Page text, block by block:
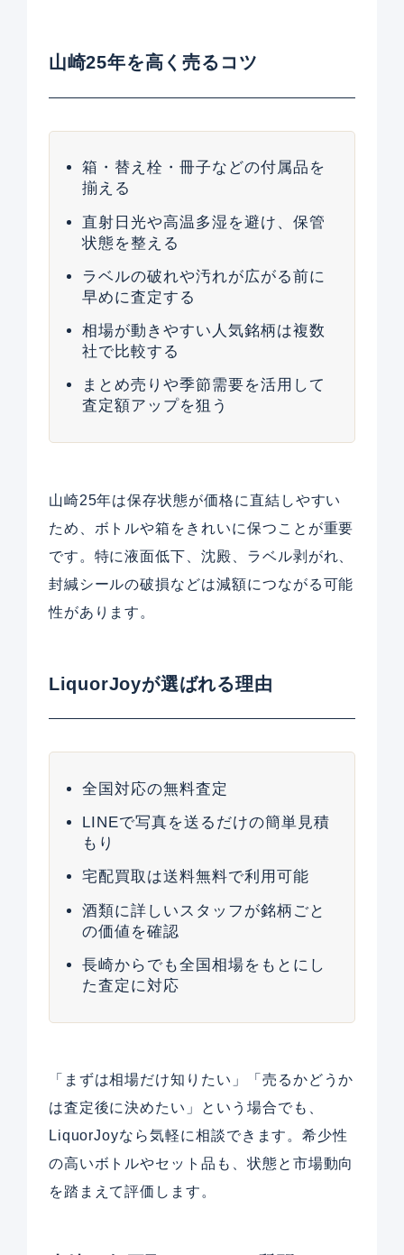
山崎25年を高く売るコツ
箱・替え栓・冊子などの付属品を
揃える
直射日光や高温多湿を避け、保管
状態を整える
ラベルの破れや汚れが広がる前に
早めに査定する
相場が動きやすい人気銘柄は複数
社で比較する
まとめ売りや季節需要を活用して
査定額アップを狙う
山崎25年は保存状態が価格に直結しやすい
ため、ボトルや箱をきれいに保つことが重要
です。特に液面低下、沈殿、ラベル剥がれ、
封緘シールの破損などは減額につながる可能
性があります。
LiquorJoyが選ばれる理由
全国対応の無料査定
LINEで写真を送るだけの簡単見積
もり
宅配買取は送料無料で利用可能
酒類に詳しいスタッフが銘柄ごと
の価値を確認
長崎からでも全国相場をもとにし
た査定に対応
「まずは相場だけ知りたい」「売るかどうか
は査定後に決めたい」という場合でも、
LiquorJoyなら気軽に相談できます。希少性
の高いボトルやセット品も、状態と市場動向
を踏まえて評価します。